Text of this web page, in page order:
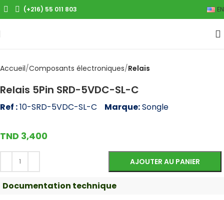
(+216) 55 011 803 EN
Accueil Composants électroniques Relais
Relais 5Pin SRD-5VDC-SL-C
Ref :10-SRD-5VDC-SL-C Marque:Songle
TND 3,400
AJOUTER AU PANIER
Documentation technique